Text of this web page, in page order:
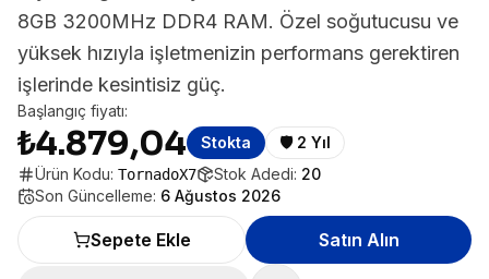
8GB 3200MHz DDR4 RAM. Özel soğutucusu ve
yüksek hızıyla işletmenizin performans gerektiren
işlerinde kesintisiz güç.
Başlangıç fiyatı:
₺4.879,04 Stokta 🛡️ 2 Yıl
Ürün Kodu: TornadoX7 Stok Adedi: 20
Son Güncelleme: 6 Ağustos 2026
Sepete Ekle Satın Alın